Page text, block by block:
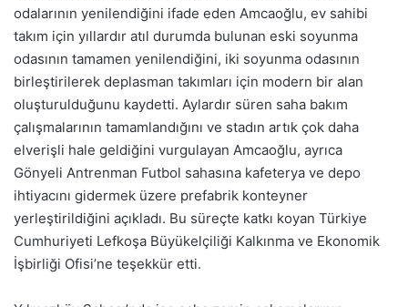
odalarının yenilendiğini ifade eden Amcaoğlu, ev sahibi
takım için yıllardır atıl durumda bulunan eski soyunma
odasının tamamen yenilendiğini, iki soyunma odasının
birleştirilerek deplasman takımları için modern bir alan
oluşturulduğunu kaydetti. Aylardır süren saha bakım
çalışmalarının tamamlandığını ve stadın artık çok daha
elverişli hale geldiğini vurgulayan Amcaoğlu, ayrıca
Gönyeli Antrenman Futbol sahasına kafeterya ve depo
ihtiyacını gidermek üzere prefabrik konteyner
yerleştirildiğini açıkladı. Bu süreçte katkı koyan Türkiye
Cumhuriyeti Lefkoşa Büyükelçiliği Kalkınma ve Ekonomik
İşbirliği Ofisi’ne teşekkür etti.